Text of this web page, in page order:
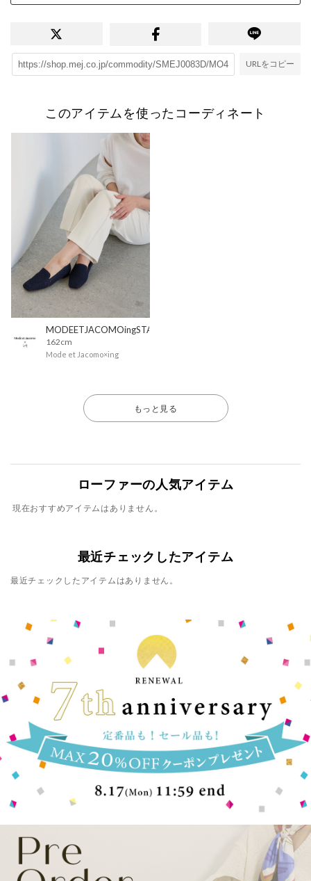
URLをコピー
このアイテムを使ったコーディネート
MODEETJACOMOingSTAFF
162cm
Mode et Jacomo×ing
もっと見る
ローファーの人気アイテム
現在おすすめアイテムはありません。
最近チェックしたアイテム
最近チェックしたアイテムはありません。